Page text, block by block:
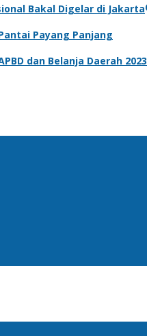
Bakal Digelar di Jakarta
Payang Panjang
dan Belanja Daerah 2023